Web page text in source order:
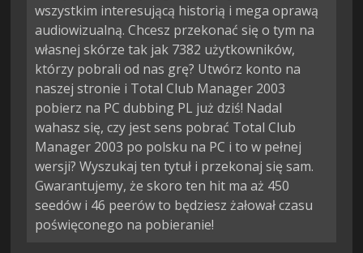
wszystkim interesującą historią i mega oprawą
audiowizualną. Chcesz przekonać się o tym na
własnej skórze tak jak 7382 użytkowników,
którzy pobrali od nas grę? Utwórz konto na
naszej stronie i Total Club Manager 2003
pobierz na PC dubbing PL już dziś! Nadal
wahasz się, czy jest sens pobrać Total Club
Manager 2003 po polsku na PC i to w pełnej
wersji? Wyszukaj ten tytuł i przekonaj się sam.
Gwarantujemy, że skoro ten hit ma aż 450
seedów i 46 peerów to będziesz żałował czasu
poświęconego na pobieranie!